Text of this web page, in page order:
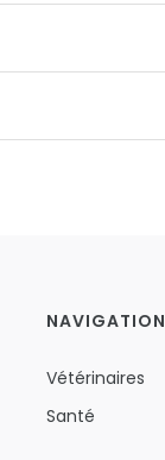
NAVIGATION
Vétérinaires
Santé